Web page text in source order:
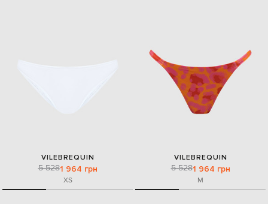
VILEBREQUIN
5 5281 964 грн
XS
VILEBREQUIN
5 5281 964 грн
M